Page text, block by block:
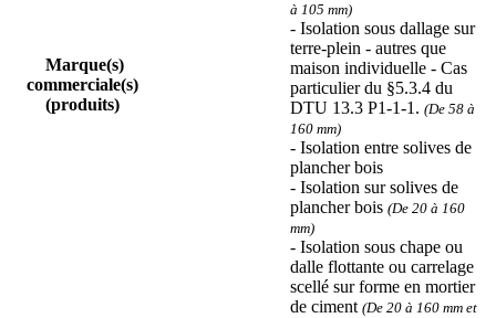
Marque(s)
commerciale(s)
(produits)
à 105 mm)
- Isolation sous dallage sur
terre-plein - autres que
maison individuelle - Cas
particulier du §5.3.4 du
DTU 13.3 P1-1-1. (De 58 à
160 mm)
- Isolation entre solives de
plancher bois
- Isolation sur solives de
plancher bois (De 20 à 160
mm)
- Isolation sous chape ou
dalle flottante ou carrelage
scellé sur forme en mortier
de ciment (De 20 à 160 mm et